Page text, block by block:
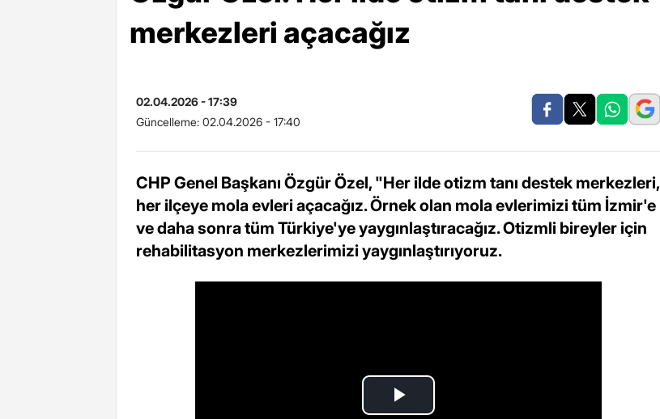
merkezleri açacağız
02.04.2026 - 17:39
Güncelleme: 02.04.2026 - 17:40
CHP Genel Başkanı Özgür Özel, "Her ilde otizm tanı destek merkezleri,
her ilçeye mola evleri açacağız. Örnek olan mola evlerimizi tüm İzmir'e
ve daha sonra tüm Türkiye'ye yaygınlaştıracağız. Otizmli bireyler için
rehabilitasyon merkezlerimizi yaygınlaştırıyoruz.